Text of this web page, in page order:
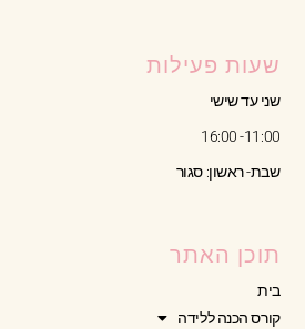
שעות פעילות
שני עד שישי
11:00- 16:00
שבת- ראשון: סגור
תוכן האתר
בית
קורס הכנה ללידה